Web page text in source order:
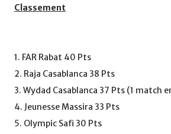
Classement
1. FAR Rabat 40 Pts
2. Raja Casablanca 38 Pts
3. Wydad Casablanca 37 Pts (1 match
4. Jeunesse Massira 33 Pts
5. Olympic Safi 30 Pts